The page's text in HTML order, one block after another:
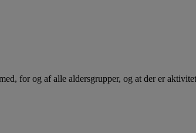
for og af alle aldersgrupper, og at der er